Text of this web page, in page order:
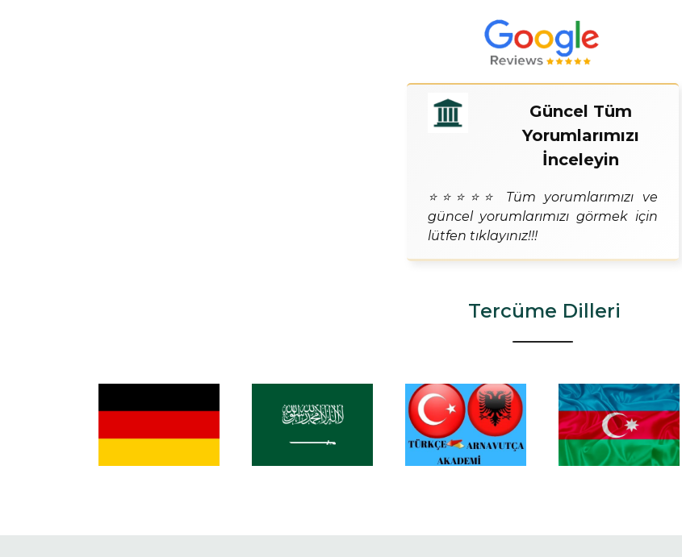
Güncel Tüm
Yorumlarımızı
İnceleyin
⭐⭐⭐⭐⭐ Tüm yorumlarımızı ve
güncel yorumlarımızı görmek için
lütfen tıklayınız!!!
Tercüme Dilleri